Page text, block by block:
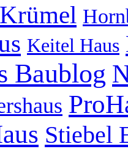
Keitel Haus
Baublog
Stiebel